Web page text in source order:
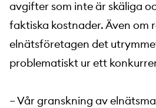
avgifter som inte är skäliga
faktiska kostnader. Även om
elnätsföretagen det
problematiskt ur ett
– Vår granskning av